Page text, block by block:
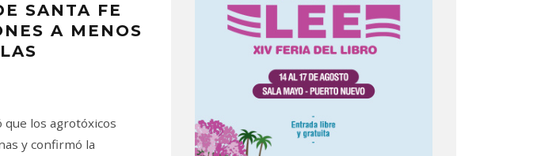
SANTA FE
A MENOS
que los agrotóxicos
y confirmó la